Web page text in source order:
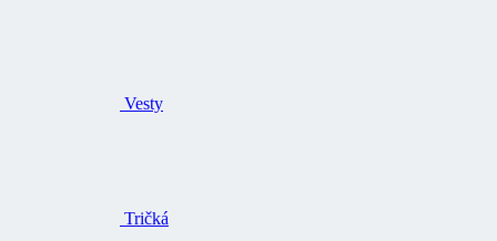
Vesty
Tričká